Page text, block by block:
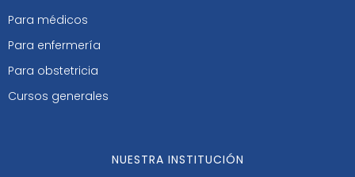
Para médicos
Para enfermería
Para obstetricia
Cursos generales
NUESTRA INSTITUCIÓN